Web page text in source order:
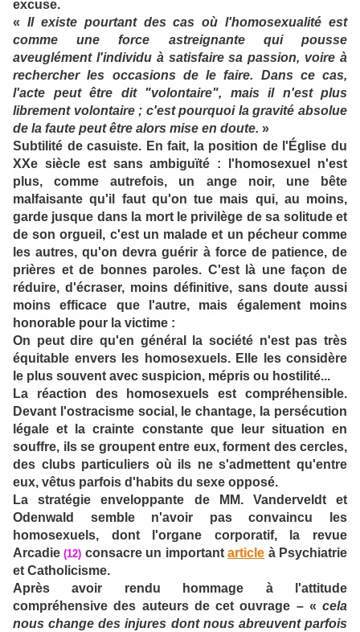
excuse.
« Il existe pourtant des cas où l'homosexualité est
comme une force astreignante qui pousse
aveuglément l'individu à satisfaire sa passion, voire à
rechercher les occasions de le faire. Dans ce cas,
l'acte peut être dit "volontaire", mais il n'est plus
librement volontaire ; c'est pourquoi la gravité absolue
de la faute peut être alors mise en doute. »
Subtilité de casuiste. En fait, la position de l'Église du
XXe siècle est sans ambiguïté : l'homosexuel n'est
plus, comme autrefois, un ange noir, une bête
malfaisante qu'il faut qu'on tue mais qui, au moins,
garde jusque dans la mort le privilège de sa solitude et
de son orgueil, c'est un malade et un pécheur comme
les autres, qu'on devra guérir à force de patience, de
prières et de bonnes paroles. C'est là une façon de
réduire, d'écraser, moins définitive, sans doute aussi
moins efficace que l'autre, mais également moins
honorable pour la victime :
On peut dire qu'en général la société n'est pas très
équitable envers les homosexuels. Elle les considère
le plus souvent avec suspicion, mépris ou hostilité...
La réaction des homosexuels est compréhensible.
Devant l'ostracisme social, le chantage, la persécution
légale et la crainte constante que leur situation en
souffre, ils se groupent entre eux, forment des cercles,
des clubs particuliers où ils ne s'admettent qu'entre
eux, vêtus parfois d'habits du sexe opposé.
La stratégie enveloppante de MM. Vanderveldt et
Odenwald semble n'avoir pas convaincu les
homosexuels, dont l'organe corporatif, la revue
Arcadie(12) consacre un important article à Psychiatrie
et Catholicisme.
Après avoir rendu hommage à l'attitude
compréhensive des auteurs de cet ouvrage – « cela
nous change des injures dont nous abreuvent parfois